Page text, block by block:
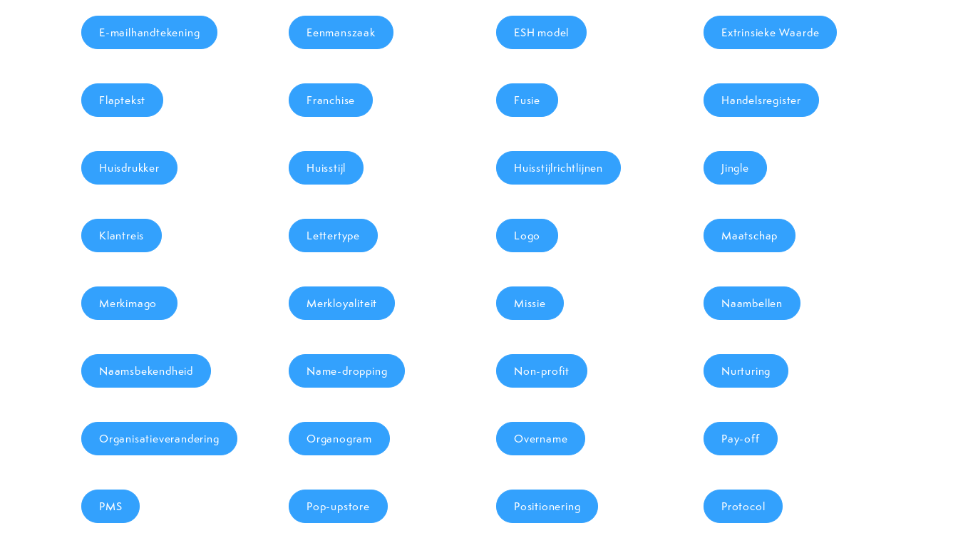
E-mailhandtekening Eenmanszaak ESH model Extrinsieke Waarde
Flaptekst Franchise Fusie Handelsregister
Huisdrukker Huisstijl Huisstijlrichtlijnen Jingle
Klantreis Lettertype Logo Maatschap
Merkimago Merkloyaliteit Missie Naambellen
Naamsbekendheid Name-dropping Non-profit Nurturing
Organisatieverandering Organogram Overname Pay-off
PMS Pop-upstore Positionering Protocol